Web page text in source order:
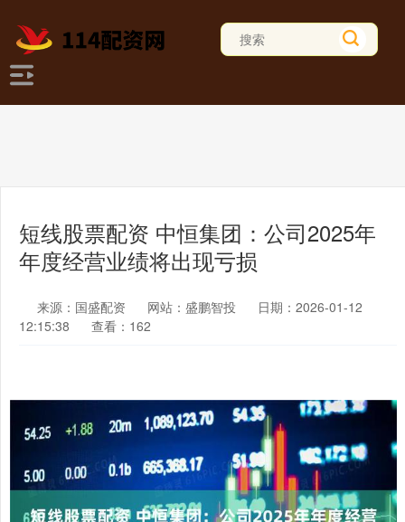
短线股票配资 中恒集团：公司2025年
年度经营业绩将出现亏损
来源：国盛配资 网站：盛鹏智投
日期：2026-01-12
12:15:38
查看：162